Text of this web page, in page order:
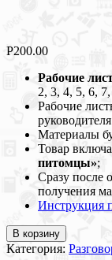
Р200.00
Рабочие
2, 3, 4, 5, 6,
Рабочие
Материалы
Товар
питомцы»;
Сразу после
получения
Инструкция
В корзину
Категория: